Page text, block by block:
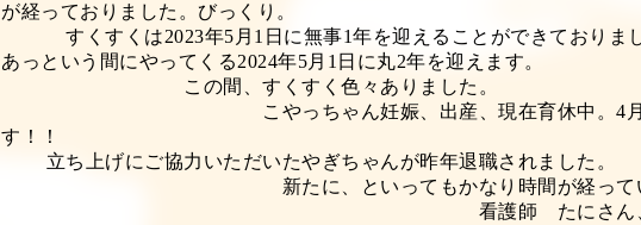
が経っておりました。びっ
すくすくは2023年5月1日に無事1年を迎えることができておりま
あっという間にやってくる2024年5月1日に丸2年を
この間、すくすく色々ありま
こやっちゃん妊娠、出産、現在育休中。4月か
す！
立ち上げにご協力いただいたやぎちゃんが昨年退職さ
新たに、といってもかなり時間が経っていま
看護師 たにさん、海堀